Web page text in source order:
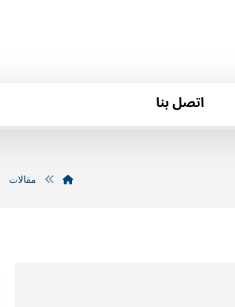
اتصل بنا
مقالات